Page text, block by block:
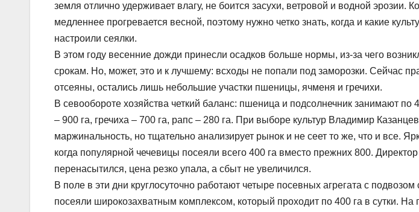
земля отлично удерживает влагу, не боится засухи, ветровой и водной эрозии.
медленнее прогревается весной, поэтому нужно четко знать, когда и какие
настроили сеялки.
В этом году весенние дожди принесли осадков больше нормы, из-за чего
срокам. Но, может, это и к лучшему: всходы не попали под заморозки. Сейчас
отсеяны, остались лишь небольшие участки пшеницы, ячменя и гречихи.
В севообороте хозяйства четкий баланс: пшеница и подсолнечник занимают по
– 900 га, гречиха – 700 га, рапс – 280 га. При выборе культур Владимир
маржинальность, но тщательно анализирует рынок и не сеет то же, что и все.
когда популярной чечевицы посеяли всего 400 га вместо прежних 800.
перенасытился, цена резко упала, а сбыт не увеличился.
В поле в эти дни круглосуточно работают четыре посевных агрегата с
посеяли широкозахватным комплексом, который проходит по 400 га в сутки. На